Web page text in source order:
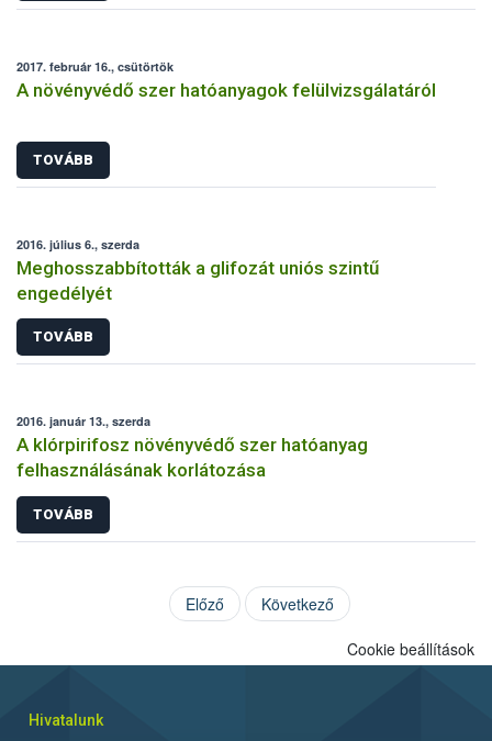
2017. február 16., csütörtök
A növényvédő szer hatóanyagok felülvizsgálatáról
TOVÁBB
2016. július 6., szerda
Meghosszabbították a glifozát uniós szintű
engedélyét
TOVÁBB
2016. január 13., szerda
A klórpirifosz növényvédő szer hatóanyag
felhasználásának korlátozása
TOVÁBB
Előző Következő
Cookie beállítások
Hivatalunk